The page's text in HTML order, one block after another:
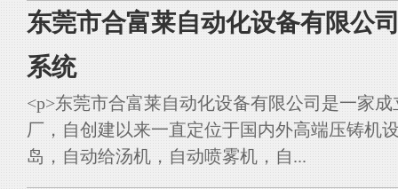
东莞市合富莱自动化设备有限公
系统
<p>东莞市合富莱自动化设备有限公司是一家
厂，自创建以来一直定位于国内外高端压铸机
岛，自动给汤机，自动喷雾机，自...